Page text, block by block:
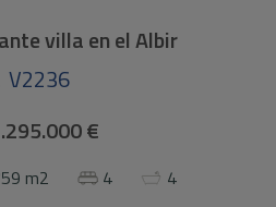
villa en el Albir
V2236
€
m2 4 4